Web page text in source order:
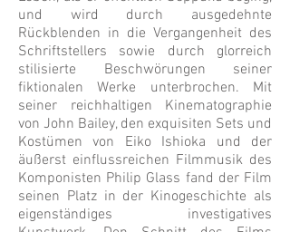
und wird durch ausgedehnte
Rückblenden in die Vergangenheit des
Schriftstellers sowie durch glorreich
stilisierte Beschwörungen seiner
fiktionalen Werke unterbrochen. Mit
seiner reichhaltigen Kinematographie
von John Bailey, den exquisiten Sets und
Kostümen von Eiko Ishioka und der
äußerst einflussreichen Filmmusik des
Komponisten Philip Glass fand der Film
seinen Platz in der Kinogeschichte als
eigenständiges investigatives